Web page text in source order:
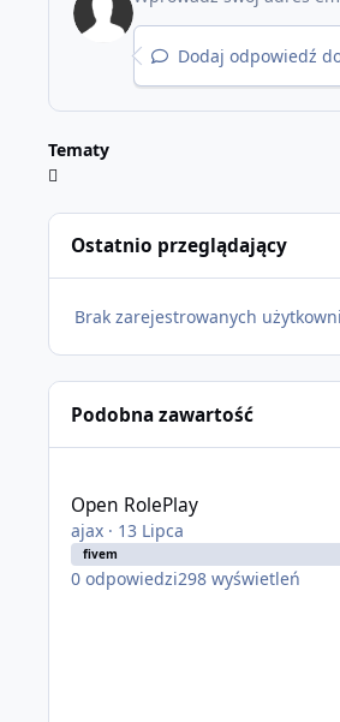
Dodaj odpowiedź
Tematy
Ostatnio przeglądający
Brak zarejestrowanych
Podobna zawartość
Open RolePlay
ajax · 13 Lipca
fivem
0 odpowiedzi298 wyświetleń